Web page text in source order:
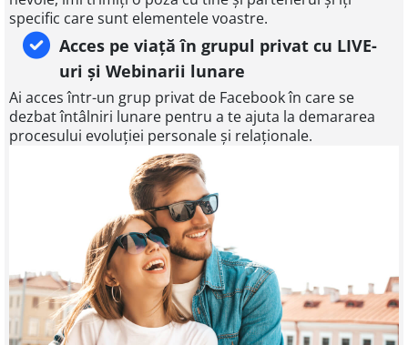
specific care sunt elementele voastre.
Acces pe viață în grupul privat cu LIVE-
uri și Webinarii lunare
Ai acces într-un grup privat de Facebook în care se
dezbat întâlniri lunare pentru a te ajuta la demararea
procesului evoluției personale și relaționale.